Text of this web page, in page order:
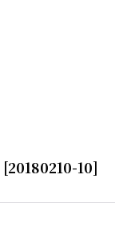
[20180210-10]